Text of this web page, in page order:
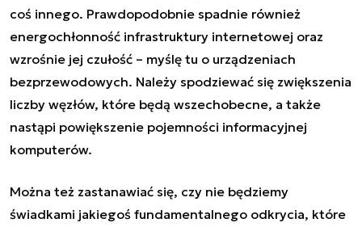
coś innego. Prawdopodobnie spadnie również
energochłonność infrastruktury internetowej oraz
wzrośnie jej czułość – myślę tu o urządzeniach
bezprzewodowych. Należy spodziewać się zwiększenia
liczby węzłów, które będą wszechobecne, a także
nastąpi powiększenie pojemności informacyjnej
komputerów.
Można też zastanawiać się, czy nie będziemy
świadkami jakiegoś fundamentalnego odkrycia, które